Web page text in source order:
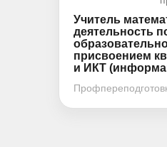
Учитель
деятельность
присвоением
и ИКТ